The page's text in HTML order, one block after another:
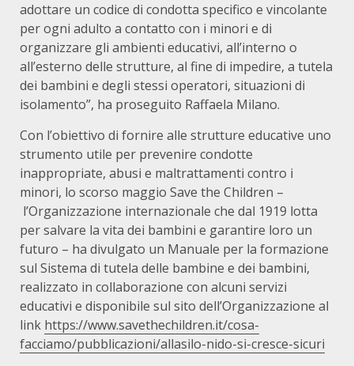
adottare un codice di condotta specifico e vincolante
per ogni adulto a contatto con i minori e di
organizzare gli ambienti educativi, all’interno o
all’esterno delle strutture, al fine di impedire, a tutela
dei bambini e degli stessi operatori, situazioni di
isolamento”, ha proseguito Raffaela Milano.
Con l’obiettivo di fornire alle strutture educative uno
strumento utile per prevenire condotte
inappropriate, abusi e maltrattamenti contro i
minori, lo scorso maggio Save the Children –
l’Organizzazione internazionale che dal 1919 lotta
per salvare la vita dei bambini e garantire loro un
futuro – ha divulgato un Manuale per la formazione
sul Sistema di tutela delle bambine e dei bambini,
realizzato in collaborazione con alcuni servizi
educativi e disponibile sul sito dell’Organizzazione al
link https://www.savethechildren.it/cosa-
facciamo/pubblicazioni/allasilo-nido-si-cresce-sicuri